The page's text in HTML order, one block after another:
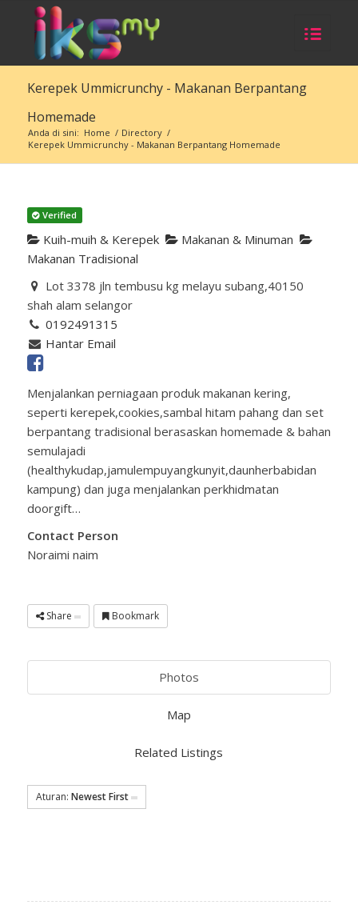
Kerepek Ummicrunchy - Makanan Berpantang
Homemade
Anda di sini: Home / Directory /
Kerepek Ummicrunchy - Makanan Berpantang Homemade
Verified
Kuih-muih & Kerepek
Makanan & Minuman
Makanan Tradisional
Lot 3378 jln tembusu kg melayu subang,40150
shah alam selangor
0192491315
Hantar Email
Menjalankan perniagaan produk makanan kering,
seperti kerepek,cookies,sambal hitam pahang dan set
berpantang tradisional berasaskan homemade & bahan
semulajadi
(healthykudap,jamulempuyangkunyit,daunherbabidan
kampung) dan juga menjalankan perkhidmatan
doorgift…
Contact Person
Noraimi naim
Share Bookmark
Photos
Map
Related Listings
Aturan: Newest First